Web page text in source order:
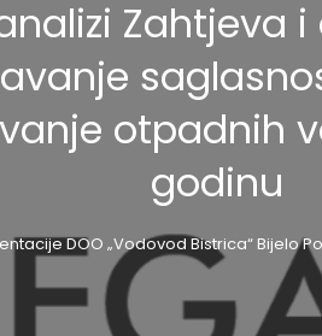
Zahtjeva
otpadnih
godinu
DOO „Vodovod Bistrica“